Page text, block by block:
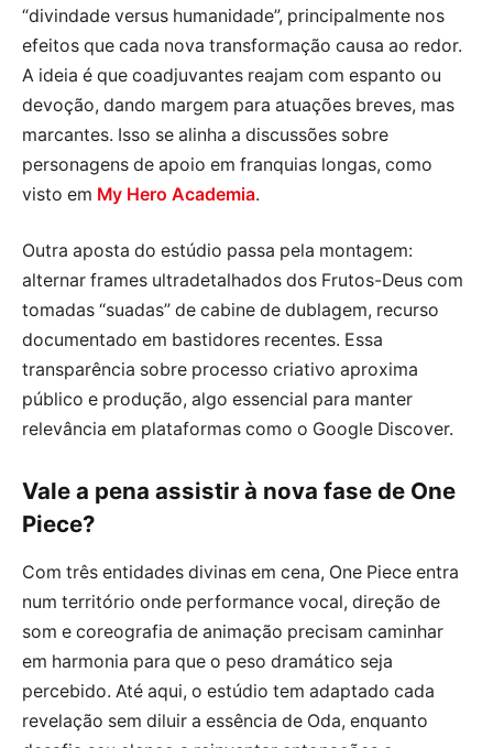
“divindade versus humanidade”, principalmente nos
efeitos que cada nova transformação causa ao redor.
A ideia é que coadjuvantes reajam com espanto ou
devoção, dando margem para atuações breves, mas
marcantes. Isso se alinha a discussões sobre
personagens de apoio em franquias longas, como
visto em My Hero Academia.
Outra aposta do estúdio passa pela montagem:
alternar frames ultradetalhados dos Frutos-Deus com
tomadas “suadas” de cabine de dublagem, recurso
documentado em bastidores recentes. Essa
transparência sobre processo criativo aproxima
público e produção, algo essencial para manter
relevância em plataformas como o Google Discover.
Vale a pena assistir à nova fase de One
Piece?
Com três entidades divinas em cena, One Piece entra
num território onde performance vocal, direção de
som e coreografia de animação precisam caminhar
em harmonia para que o peso dramático seja
percebido. Até aqui, o estúdio tem adaptado cada
revelação sem diluir a essência de Oda, enquanto